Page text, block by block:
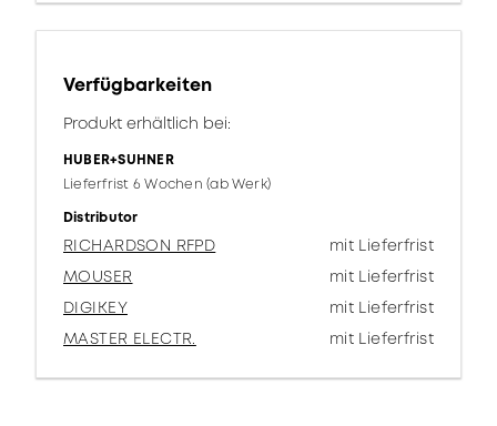
Verfügbarkeiten
Produkt erhältlich bei:
HUBER+SUHNER
Lieferfrist 6 Wochen (ab Werk)
Distributor
RICHARDSON RFPD
mit Lieferfrist
MOUSER
mit Lieferfrist
DIGIKEY
mit Lieferfrist
MASTER ELECTR.
mit Lieferfrist